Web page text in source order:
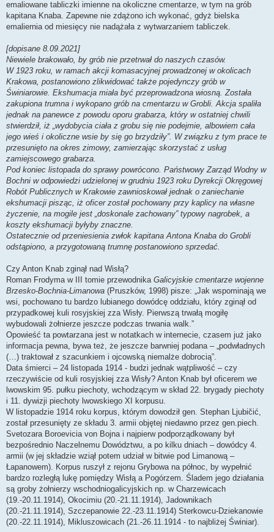
emaliowane tabliczki imienne na okoliczne cmentarze, w tym na grób
kapitana Knaba. Zapewne nie zdążono ich wykonać, gdyż bielska
emaliernia od miesięcy nie nadążała z wytwarzaniem tabliczek.
[dopisane 8.09.2021]
Niewiele brakowało, by grób nie przetrwał do naszych czasów.
W 1923 roku, w ramach akcji komasacyjnej prowadzonej w okolicach
Krakowa, postanowiono zlikwidować także pojedynczy grób w
Świniarowie. Ekshumacja miała być przeprowadzona wiosną. Została
zakupiona trumna i wykopano grób na cmentarzu w Grobli. Akcja spaliła
jednak na panewce z powodu oporu grabarza, który w ostatniej chwili
stwierdził, iż „wydobycia ciała z grobu się nie podejmie, albowiem cała
jego wieś i okoliczne wsie by się go brzydziły”. W związku z tym prace te
przesunięto na okres zimowy, zamierzając skorzystać z usług
zamiejscowego grabarza.
Pod koniec listopada do sprawy powrócono. Państwowy Zarząd Wodny w
Bochni w odpowiedzi udzielonej w grudniu 1923 roku Dyrekcji Okręgowej
Robót Publicznych w Krakowie zawnioskował jednak o zaniechanie
ekshumacji pisząc, iż oficer został pochowany przy kaplicy na własne
życzenie, na mogile jest „doskonale zachowany” typowy nagrobek, a
koszty ekshumacji byłyby znaczne.
Ostatecznie od przeniesienia zwłok kapitana Antona Knaba do Grobli
odstąpiono, a przygotowaną trumnę postanowiono sprzedać.
Czy Anton Knab zginął nad Wisłą?
Roman Frodyma w III tomie przewodnika Galicyjskie cmentarze wojenne
Brzesko-Bochnia-Limanowa (Pruszków, 1998) pisze: „Jak wspominają we
wsi, pochowano tu bardzo lubianego dowódcę oddziału, który zginął od
przypadkowej kuli rosyjskiej zza Wisły. Pierwszą trwałą mogiłę
wybudowali żołnierze jeszcze podczas trwania walk.”
Opowieść ta powtarzana jest w notatkach w internecie, czasem już jako
informacja pewna, bywa też, że jeszcze barwniej podana – „podwładnych
(…) traktował z szacunkiem i ojcowską niemalże dobrocią”.
Data śmierci – 24 listopada 1914 - budzi jednak wątpliwość – czy
rzeczywiście od kuli rosyjskiej zza Wisły? Anton Knab był oficerem we
lwowskim 95. pułku piechoty, wchodzącym w skład 22. brygady piechoty
i 11. dywizji piechoty lwowskiego XI korpusu.
W listopadzie 1914 roku korpus, którym dowodził gen. Stephan Ljubičić,
został przesunięty ze składu 3. armii objętej niedawno przez gen.piech.
Svetozara Boroevicia von Bojna i najpierw podporządkowany był
bezpośrednio Naczelnemu Dowództwu, a po kilku dniach – dowódcy 4.
armii (w jej składzie wziął potem udział w bitwie pod Limanową –
Łapanowem). Korpus ruszył z rejonu Grybowa na północ, by wypełnić
bardzo rozległą lukę pomiędzy Wisłą a Pogórzem. Śladem jego działania
są groby żołnierzy wschodniogalicyjskich np. w Charzewicach
(19.-20.11.1914), Okocimiu (20.-21.11.1914), Jadownikach
(20.-21.11.1914), Szczepanowie 22.-23.11.1914) Sterkowcu-Dziekanowie
(20.-22.11.1914), Mikluszowicach (21.-26.11.1914 - to najbliżej Świniar).